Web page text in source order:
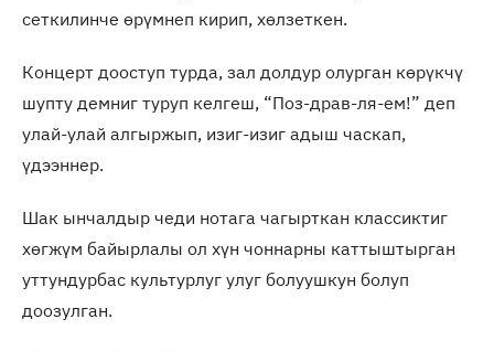
сеткилинче өрүмнеп кирип, хөлзеткен.
Концерт дооступ турда, зал долдур олурган көрүкчү
шупту демниг туруп келгеш, “Поз-драв-ля-ем!” деп
улай-улай алгыржып, изиг-изиг адыш часкап,
үдээннер.
Шак ынчалдыр чеди нотага чагырткан классиктиг
хөгжүм байырлалы ол хүн чоннарны каттыштырган
уттундурбас культурлуг улуг болуушкун болуп
доозулган.